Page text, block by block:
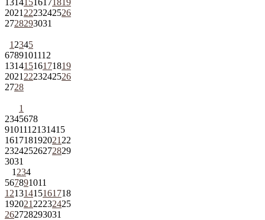
2021 2223242526
2728293031
1 2345
6789101112
13141516171819
2021 2223242526
2728
1
2345678
9101112131415
161718192021 22
23242526272829
3031
1 234
567891011
12131415161718
192021 22232425
262728293031